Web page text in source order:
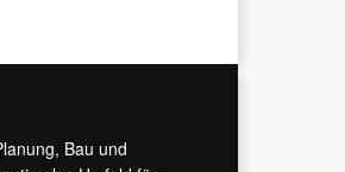
Bau und